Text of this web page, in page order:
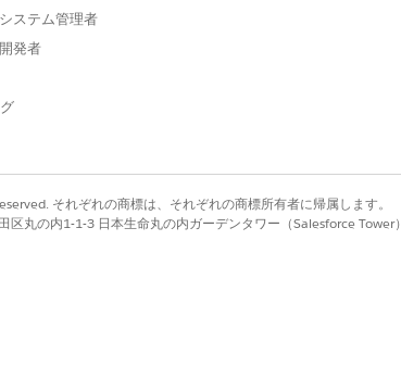
ステム管理者
発者
それぞれの商標は、それぞれの商標所有者に帰属します。
丸の内1-1-3 日本生命丸の内ガーデンタワー（Salesforce Tower）